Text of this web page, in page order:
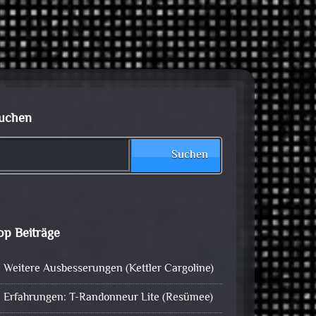
Suchen
Beiträge
Weitere Ausbesserungen (Kettler Cargoline)
Erfahrungen: T-Randonneur Lite (Resümee)